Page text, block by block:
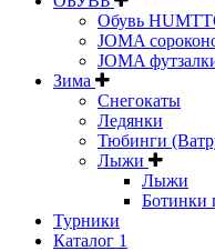
Обувь
JOMA
JOMA
Зима
Снегокаты
Ледянки
Тюбинги
Лыжи
Лыжи
Ботинки
Турники
Каталог 1